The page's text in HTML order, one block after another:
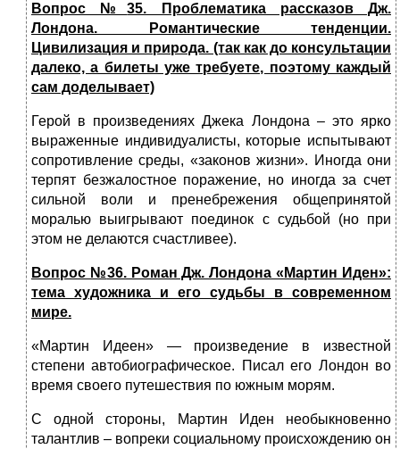
Вопрос №35. Проблематика рассказов Дж.
Лондона. Романтические тенденции.
Цивилизация и природа. (так как до консультации
далеко, а билеты уже требуете, поэтому каждый
сам доделывает)
Герой в произведениях Джека Лондона – это ярко
выраженные индивидуалисты, которые испытывают
сопротивление среды, «законов жизни». Иногда они
терпят безжалостное поражение, но иногда за счет
сильной воли и пренебрежения общепринятой
моралью выигрывают поединок с судьбой (но при
этом не делаются счастливее).
Вопрос №36. Роман Дж. Лондона «Мартин Иден»:
тема художника и его судьбы в современном
мире.
«Мартин Идеен» — произведение в известной
степени автобиографическое. Писал его Лондон во
время своего путешествия по южным морям.
С одной стороны, Мартин Иден необыкновенно
талантлив – вопреки социальному происхождению он